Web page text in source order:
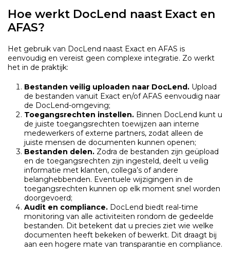
Hoe werkt DocLend naast Exact en
AFAS?
Het gebruik van DocLend naast Exact en AFAS is
eenvoudig en vereist geen complexe integratie. Zo werkt
het in de praktijk:
Bestanden veilig uploaden naar DocLend. Upload
de bestanden vanuit Exact en/of AFAS eenvoudig naar
de DocLend-omgeving;
Toegangsrechten instellen. Binnen DocLend kunt u
de juiste toegangsrechten toewijzen aan interne
medewerkers of externe partners, zodat alleen de
juiste mensen de documenten kunnen openen;
Bestanden delen. Zodra de bestanden zijn geüpload
en de toegangsrechten zijn ingesteld, deelt u veilig
informatie met klanten, collega’s of andere
belanghebbenden. Eventuele wijzigingen in de
toegangsrechten kunnen op elk moment snel worden
doorgevoerd;
Audit en compliance. DocLend biedt real-time
monitoring van alle activiteiten rondom de gedeelde
bestanden. Dit betekent dat u precies ziet wie welke
documenten heeft bekeken of bewerkt. Dit draagt bij
aan een hogere mate van transparantie en compliance.